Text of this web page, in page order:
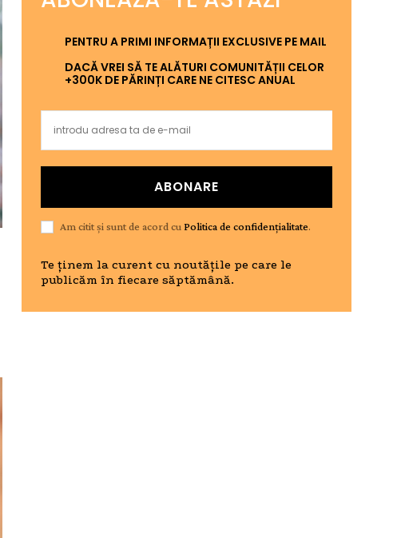
PENTRU A PRIMI INFORMAȚII EXCLUSIVE PE MAIL
DACĂ VREI SĂ TE ALĂTURI COMUNITĂȚII CELOR
+300K DE PĂRINȚI CARE NE CITESC ANUAL
ABONARE
Am citit și sunt de acord cuPolitica de confidențialitate.
Te ținem la curent cu noutățile pe care le
publicăm în fiecare săptămână.